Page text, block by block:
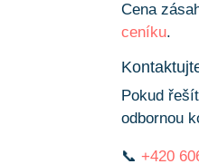
Cena
ceníku.
Pokud
odbornou
📞+420